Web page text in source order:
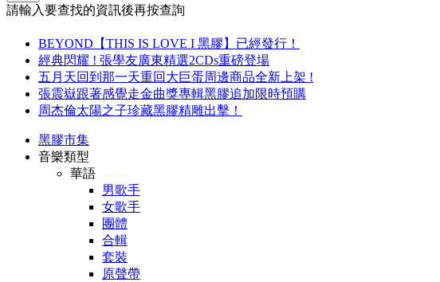
請輸入要查找的資訊後再按查詢
BEYOND【THIS IS LOVE I 黑膠】已經發行！
經典閃耀 ! 張學友廣東精選2CDs重磅登場
五月天回到那一天重回大巨蛋周邊商品全新上架 !
張震嶽跟著感覺走金曲獎專輯黑膠追加限時預購
周杰倫太陽之子珍藏黑膠精雕出擊！
黑膠市集
音樂類型
華語
男歌手
女歌手
團體
合輯
套裝
原聲帶